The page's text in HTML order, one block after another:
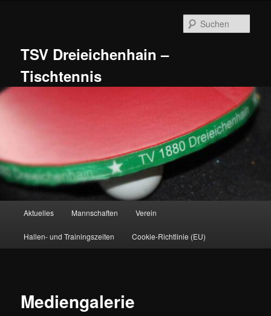
TSV Dreieichenhain –
Tischtennis
Aktuelles Mannschaften Verein
Hallen- und Trainingszeiten Cookie-Richtlinie (EU)
Mediengalerie